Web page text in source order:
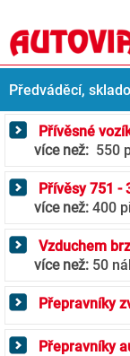
Přívěsy
Předváděcí,
Přívěsné
více než: 550
Přívěsy 751 -
více než:400
Vzduchem
více než: 50
Přepravníky
Přepravníky